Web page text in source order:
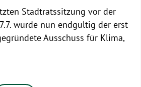
Stadtratssitzung vor der
wurde nun endgültig der erst
Ausschuss für Klima,